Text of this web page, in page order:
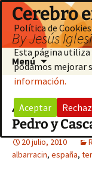
Saltar
contenido
Cerebro
By Jesús
Menú
Albarracín,
Pedro y
20 julio, 2010
albarracin, españa,
Política de Cookies
Esta página
podamos mejorar
información.
Aceptar